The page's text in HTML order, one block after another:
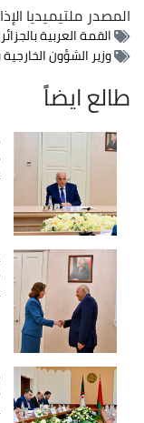
المصدرملتيميديا
القمة العربية بالجزائر
وزير الشؤون الخارجية
طالع ايضاً